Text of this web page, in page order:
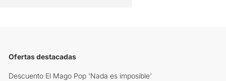
Ofertas destacadas
Descuento El Mago Pop 'Nada es imposible'